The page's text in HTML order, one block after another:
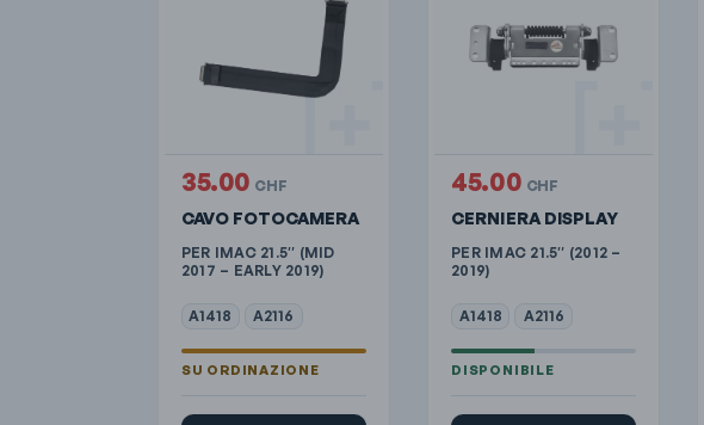
CAVO FOTOCAMERA
PER IMAC 21.5″ (MID
2017 – EARLY 2019)
A1418 A2116
35.00 CHF
CERNIERA DISPLAY
PER IMAC 21.5″ (2012 –
2019)
A1418 A2116
45.00 CHF